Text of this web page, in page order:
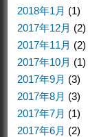
2018年1月 (1)
2017年12月 (2)
2017年11月 (2)
2017年10月 (1)
2017年9月 (3)
2017年8月 (3)
2017年7月 (1)
2017年6月 (2)